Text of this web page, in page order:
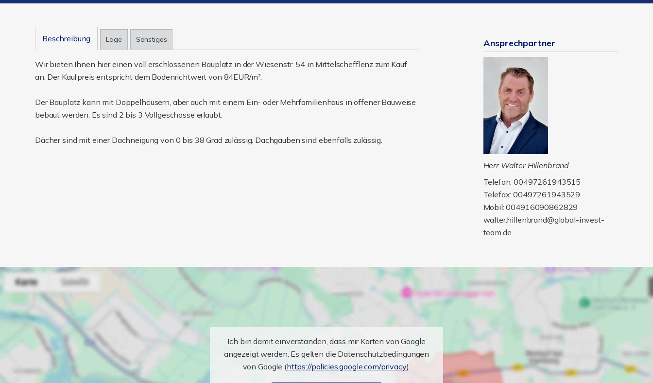
Beschreibung Lage Sonstiges
Wir bieten Ihnen hier einen voll erschlossenen Bauplatz in der Wiesenstr. 54 in Mittelschefflenz zum Kauf
an. Der Kaufpreis entspricht dem Bodenrichtwert von 84EUR/m².
Der Bauplatz kann mit Doppelhäusern, aber auch mit einem Ein- oder Mehrfamilienhaus in offener Bauweise
bebaut werden. Es sind 2 bis 3 Vollgeschosse erlaubt.
Dächer sind mit einer Dachneigung von 0 bis 38 Grad zulässig. Dachgauben sind ebenfalls zulässig.
Ansprechpartner
Herr Walter Hillenbrand
Telefon: 00497261943515
Telefax: 00497261943529
Mobil: 004916090862829
walter.hillenbrand@global-invest-
team.de
Ich bin damit einverstanden, dass mir Karten von Google
angezeigt werden. Es gelten die Datenschutzbedingungen
von Google (https://policies.google.com/privacy).